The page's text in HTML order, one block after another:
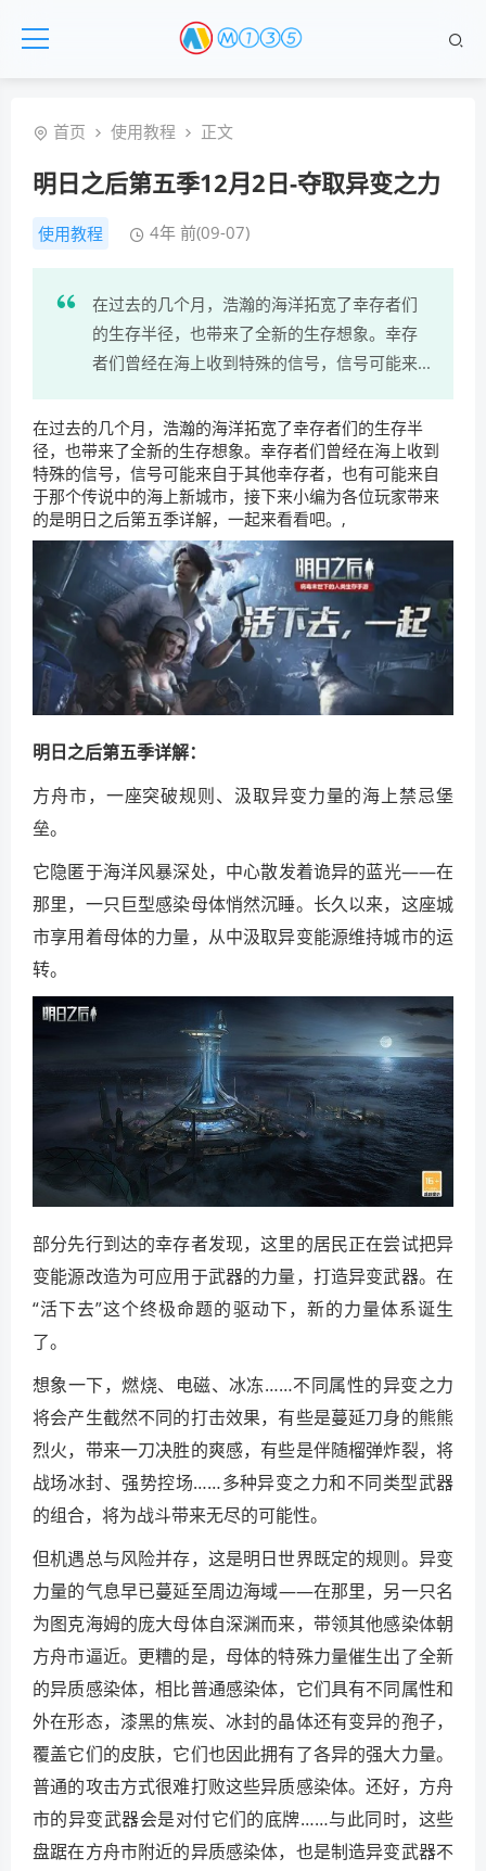
首页 使用教程 正文
明日之后第五季12月2日-夺取异变之力
使用教程 4年 前(09-07)
在过去的几个月，浩瀚的海洋拓宽了幸存者们
的生存半径，也带来了全新的生存想象。幸存
者们曾经在海上收到特殊的信号，信号可能来...
在过去的几个月，浩瀚的海洋拓宽了幸存者们的生存半
径，也带来了全新的生存想象。幸存者们曾经在海上收到
特殊的信号，信号可能来自于其他幸存者，也有可能来自
于那个传说中的海上新城市，接下来小编为各位玩家带来
的是明日之后第五季详解，一起来看看吧。,
明日之后第五季详解：
方舟市，一座突破规则、汲取异变力量的海上禁忌堡
垒。
它隐匿于海洋风暴深处，中心散发着诡异的蓝光——在
那里，一只巨型感染母体悄然沉睡。长久以来，这座城
市享用着母体的力量，从中汲取异变能源维持城市的运
转。
部分先行到达的幸存者发现，这里的居民正在尝试把异
变能源改造为可应用于武器的力量，打造异变武器。在
“活下去”这个终极命题的驱动下，新的力量体系诞生
了。
想象一下，燃烧、电磁、冰冻……不同属性的异变之力
将会产生截然不同的打击效果，有些是蔓延刀身的熊熊
烈火，带来一刀决胜的爽感，有些是伴随榴弹炸裂，将
战场冰封、强势控场……多种异变之力和不同类型武器
的组合，将为战斗带来无尽的可能性。
但机遇总与风险并存，这是明日世界既定的规则。异变
力量的气息早已蔓延至周边海域——在那里，另一只名
为图克海姆的庞大母体自深渊而来，带领其他感染体朝
方舟市逼近。更糟的是，母体的特殊力量催生出了全新
的异质感染体，相比普通感染体，它们具有不同属性和
外在形态，漆黑的焦炭、冰封的晶体还有变异的孢子，
覆盖它们的皮肤，它们也因此拥有了各异的强大力量。
普通的攻击方式很难打败这些异质感染体。还好，方舟
市的异变武器会是对付它们的底牌……与此同时，这些
盘踞在方舟市附近的异质感染体，也是制造异变武器不